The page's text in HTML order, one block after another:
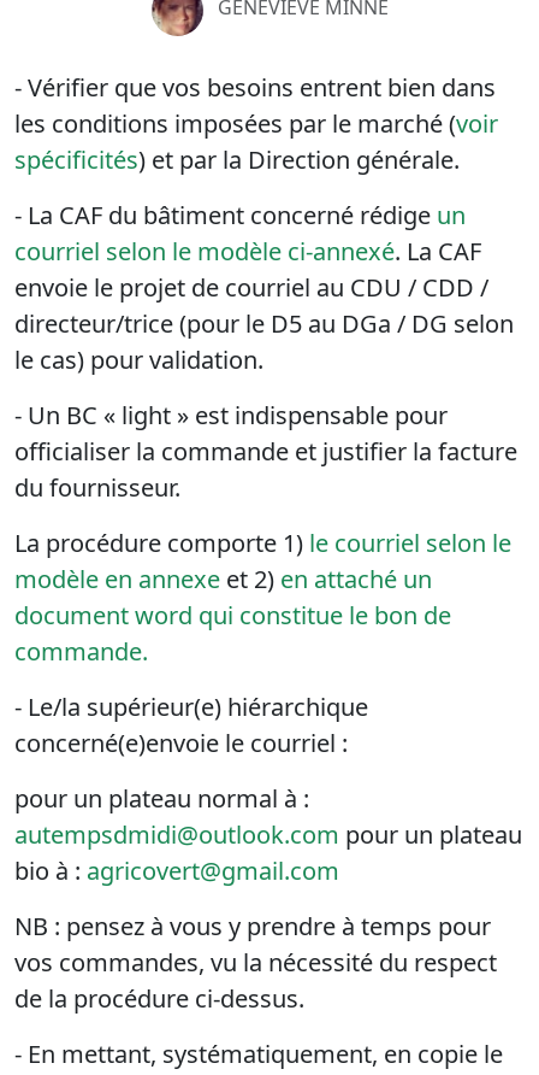
GENEVIÈVE MINNE
- Vérifier que vos besoins entrent bien dans
les conditions imposées par le marché (voir
spécificités) et par la Direction générale.
- La CAF du bâtiment concerné rédige un
courriel selon le modèle ci-annexé. La CAF
envoie le projet de courriel au CDU / CDD /
directeur/trice (pour le D5 au DGa / DG selon
le cas) pour validation.
- Un BC « light » est indispensable pour
officialiser la commande et justifier la facture
du fournisseur.
La procédure comporte 1) le courriel selon le
modèle en annexe et 2) en attaché un
document word qui constitue le bon de
commande.
- Le/la supérieur(e) hiérarchique
concerné(e)envoie le courriel :
pour un plateau normal à :
autempsdmidi@outlook.com pour un plateau
bio à : agricovert@gmail.com
NB : pensez à vous y prendre à temps pour
vos commandes, vu la nécessité du respect
de la procédure ci-dessus.
- En mettant, systématiquement, en copie le